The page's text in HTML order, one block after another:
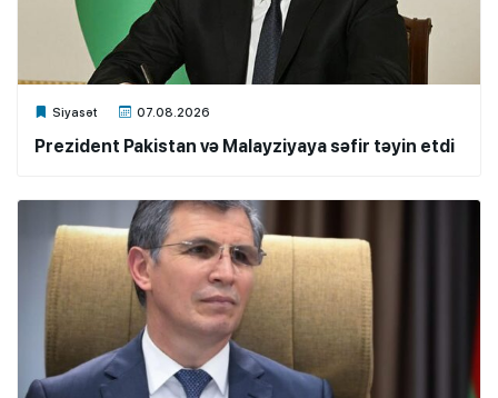
Siyasət 07.08.2026
Xalq.Online
Prezident Pakistan və Malayziyaya səfir təyin etdi